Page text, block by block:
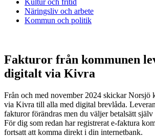
Kultur och fritid
Näringsliv och arbete
Kommun och politik
Fakturor från kommunen
digitalt via Kivra
Från och med november 2024 skickar Norsjö
via Kivra till alla med digital brevlåda.
fakturor förändras men du väljer betalsätt
För dig som redan har registrerat e-faktura
fortsatt att komma direkt i din internetbank.